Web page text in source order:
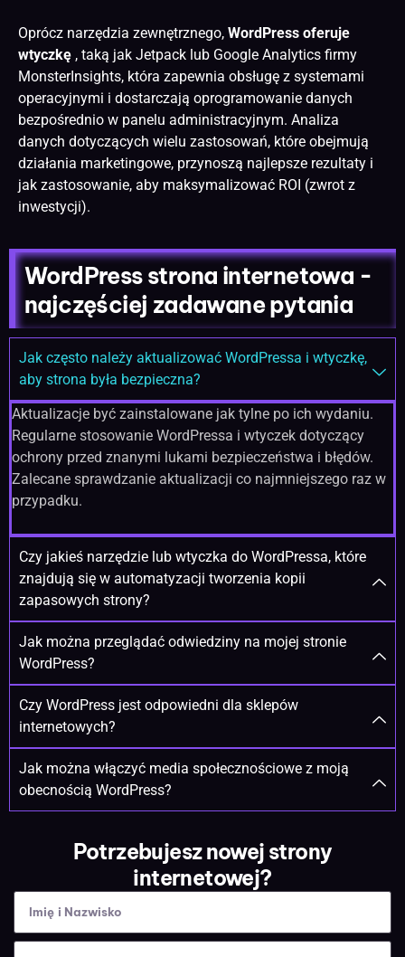
Oprócz narzędzia zewnętrznego, WordPress oferuje
wtyczkę , taką jak Jetpack lub Google Analytics firmy
MonsterInsights, która zapewnia obsługę z systemami
operacyjnymi i dostarczają oprogramowanie danych
bezpośrednio w panelu administracyjnym. Analiza
danych dotyczących wielu zastosowań, które obejmują
działania marketingowe, przynoszą najlepsze rezultaty i
jak zastosowanie, aby maksymalizować ROI (zwrot z
inwestycji).
WordPress strona internetowa -
najczęściej zadawane pytania
Jak często należy aktualizować WordPressa i wtyczkę,
aby strona była bezpieczna?
Aktualizacje być zainstalowane jak tylne po ich wydaniu.
Regularne stosowanie WordPressa i wtyczek dotyczący
ochrony przed znanymi lukami bezpieczeństwa i błędów.
Zalecane sprawdzanie aktualizacji co najmniejszego raz w
przypadku.
Czy jakieś narzędzie lub wtyczka do WordPressa, które
znajdują się w automatyzacji tworzenia kopii
zapasowych strony?
Jak można przeglądać odwiedziny na mojej stronie
WordPress?
Czy WordPress jest odpowiedni dla sklepów
internetowych?
Jak można włączyć media społecznościowe z moją
obecnością WordPress?
Potrzebujesz nowej strony
internetowej?